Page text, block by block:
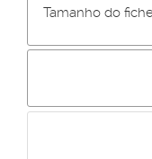
Tamanho do